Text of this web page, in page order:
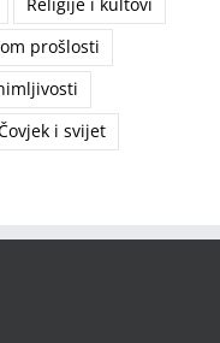
Religije i kultovi
prošlosti
i svijet